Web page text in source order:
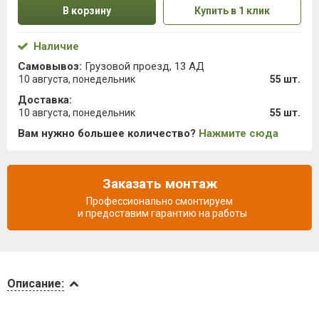
Описание:
В корзину Купить в 1 клик
Наличие
Самовывоз: Грузовой проезд, 13 АД
10 августа, понедельник 55 шт.
Доставка:
10 августа, понедельник 55 шт.
Вам нужно большее количество? Нажмите сюда
Заказать монтаж
Профессионально смонтируем
и предоставим гарантию на работы